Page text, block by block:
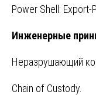
Power Shell: Export-
Инженерные
Неразрушающий
Chain of Custody.